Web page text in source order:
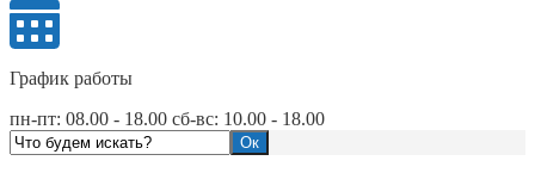
График работы
пн-пт: 08.00 - 18.00 сб-вс: 10.00 - 18.00